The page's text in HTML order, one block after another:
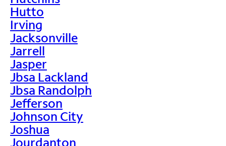
Hutto
Irving
Jacksonville
Jarrell
Jasper
Jbsa Lackland
Jbsa Randolph
Jefferson
Johnson City
Joshua
Jourdanton